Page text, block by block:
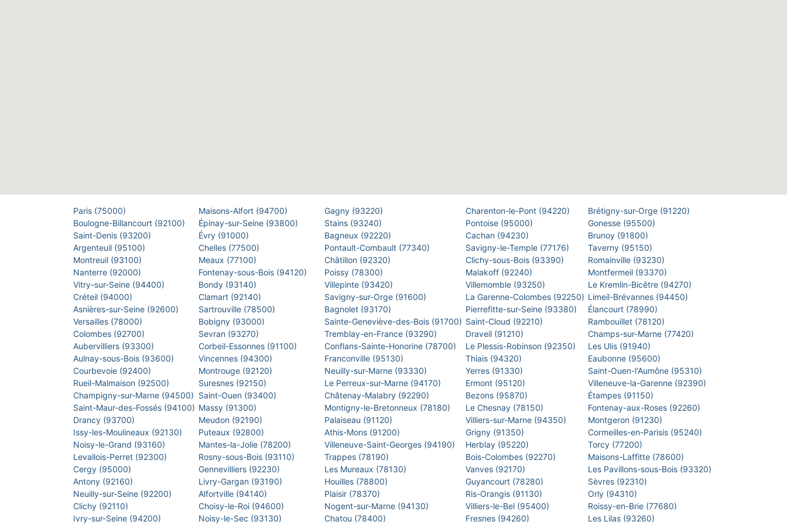
Paris (75000)
Boulogne-Billancourt (92100)
Saint-Denis (93200)
Argenteuil (95100)
Montreuil (93100)
Nanterre (92000)
Vitry-sur-Seine (94400)
Créteil (94000)
Asnières-sur-Seine (92600)
Versailles (78000)
Colombes (92700)
Aubervilliers (93300)
Aulnay-sous-Bois (93600)
Courbevoie (92400)
Rueil-Malmaison (92500)
Champigny-sur-Marne (94500)
Saint-Maur-des-Fossés (94100)
Drancy (93700)
Issy-les-Moulineaux (92130)
Noisy-le-Grand (93160)
Levallois-Perret (92300)
Cergy (95000)
Antony (92160)
Neuilly-sur-Seine (92200)
Clichy (92110)
Ivry-sur-Seine (94200)
Maisons-Alfort (94700)
Épinay-sur-Seine (93800)
Évry (91000)
Chelles (77500)
Meaux (77100)
Fontenay-sous-Bois (94120)
Bondy (93140)
Clamart (92140)
Sartrouville (78500)
Bobigny (93000)
Sevran (93270)
Corbeil-Essonnes (91100)
Vincennes (94300)
Montrouge (92120)
Suresnes (92150)
Saint-Ouen (93400)
Massy (91300)
Meudon (92190)
Puteaux (92800)
Mantes-la-Jolie (78200)
Rosny-sous-Bois (93110)
Gennevilliers (92230)
Livry-Gargan (93190)
Alfortville (94140)
Choisy-le-Roi (94600)
Noisy-le-Sec (93130)
Gagny (93220)
Stains (93240)
Bagneux (92220)
Pontault-Combault (77340)
Châtillon (92320)
Poissy (78300)
Villepinte (93420)
Savigny-sur-Orge (91600)
Bagnolet (93170)
Sainte-Geneviève-des-Bois (91700)
Tremblay-en-France (93290)
Conflans-Sainte-Honorine (78700)
Franconville (95130)
Neuilly-sur-Marne (93330)
Le Perreux-sur-Marne (94170)
Châtenay-Malabry (92290)
Montigny-le-Bretonneux (78180)
Palaiseau (91120)
Athis-Mons (91200)
Villeneuve-Saint-Georges (94190)
Trappes (78190)
Les Mureaux (78130)
Houilles (78800)
Plaisir (78370)
Nogent-sur-Marne (94130)
Chatou (78400)
Charenton-le-Pont (94220)
Pontoise (95000)
Cachan (94230)
Savigny-le-Temple (77176)
Clichy-sous-Bois (93390)
Malakoff (92240)
Villemomble (93250)
La Garenne-Colombes (92250)
Pierrefitte-sur-Seine (93380)
Saint-Cloud (92210)
Draveil (91210)
Le Plessis-Robinson (92350)
Thiais (94320)
Yerres (91330)
Ermont (95120)
Bezons (95870)
Le Chesnay (78150)
Villiers-sur-Marne (94350)
Grigny (91350)
Herblay (95220)
Bois-Colombes (92270)
Vanves (92170)
Guyancourt (78280)
Ris-Orangis (91130)
Villiers-le-Bel (95400)
Fresnes (94260)
Brétigny-sur-Orge (91220)
Gonesse (95500)
Brunoy (91800)
Taverny (95150)
Romainville (93230)
Montfermeil (93370)
Le Kremlin-Bicêtre (94270)
Limeil-Brévannes (94450)
Élancourt (78990)
Rambouillet (78120)
Champs-sur-Marne (77420)
Les Ulis (91940)
Eaubonne (95600)
Saint-Ouen-l'Aumône (95310)
Villeneuve-la-Garenne (92390)
Étampes (91150)
Fontenay-aux-Roses (92260)
Montgeron (91230)
Cormeilles-en-Parisis (95240)
Torcy (77200)
Maisons-Laffitte (78600)
Les Pavillons-sous-Bois (93320)
Sèvres (92310)
Orly (94310)
Roissy-en-Brie (77680)
Les Lilas (93260)